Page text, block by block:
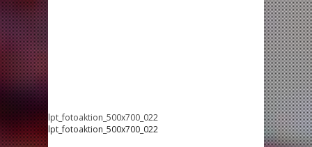
lpt_fotoaktion_500x700_022
lpt_fotoaktion_500x700_022